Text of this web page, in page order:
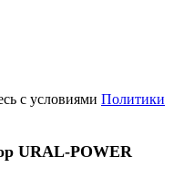
с условиями Политики
URAL-POWER